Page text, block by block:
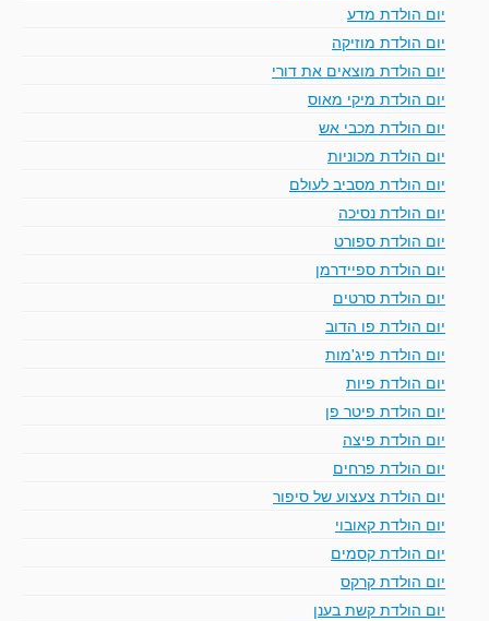
יום הולדת מדע
יום הולדת מוזיקה
יום הולדת מוצאים את דורי
יום הולדת מיקי מאוס
יום הולדת מכבי אש
יום הולדת מכוניות
יום הולדת מסביב לעולם
יום הולדת נסיכה
יום הולדת ספורט
יום הולדת ספיידרמן
יום הולדת סרטים
יום הולדת פו הדוב
יום הולדת פיג'מות
יום הולדת פיות
יום הולדת פיטר פן
יום הולדת פיצה
יום הולדת פרחים
יום הולדת צעצוע של סיפור
יום הולדת קאובוי
יום הולדת קסמים
יום הולדת קרקס
יום הולדת קשת בענן